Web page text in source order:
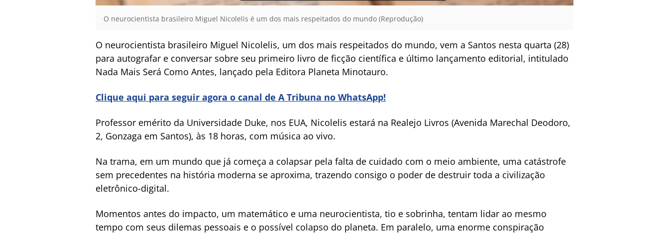
O neurocientista brasileiro Miguel Nicolelis é um dos mais respeitados do mundo (Reprodução)
O neurocientista brasileiro Miguel Nicolelis, um dos mais respeitados do mundo, vem a Santos nesta quarta (28)
para autografar e conversar sobre seu primeiro livro de ficção científica e último lançamento editorial, intitulado
Nada Mais Será Como Antes, lançado pela Editora Planeta Minotauro.
Clique aqui para seguir agora o canal de A Tribuna no WhatsApp!
Professor emérito da Universidade Duke, nos EUA, Nicolelis estará na Realejo Livros (Avenida Marechal Deodoro,
2, Gonzaga em Santos), às 18 horas, com música ao vivo.
Na trama, em um mundo que já começa a colapsar pela falta de cuidado com o meio ambiente, uma catástrofe
sem precedentes na história moderna se aproxima, trazendo consigo o poder de destruir toda a civilização
eletrônico-digital.
Momentos antes do impacto, um matemático e uma neurocientista, tio e sobrinha, tentam lidar ao mesmo
tempo com seus dilemas pessoais e o possível colapso do planeta. Em paralelo, uma enorme conspiração